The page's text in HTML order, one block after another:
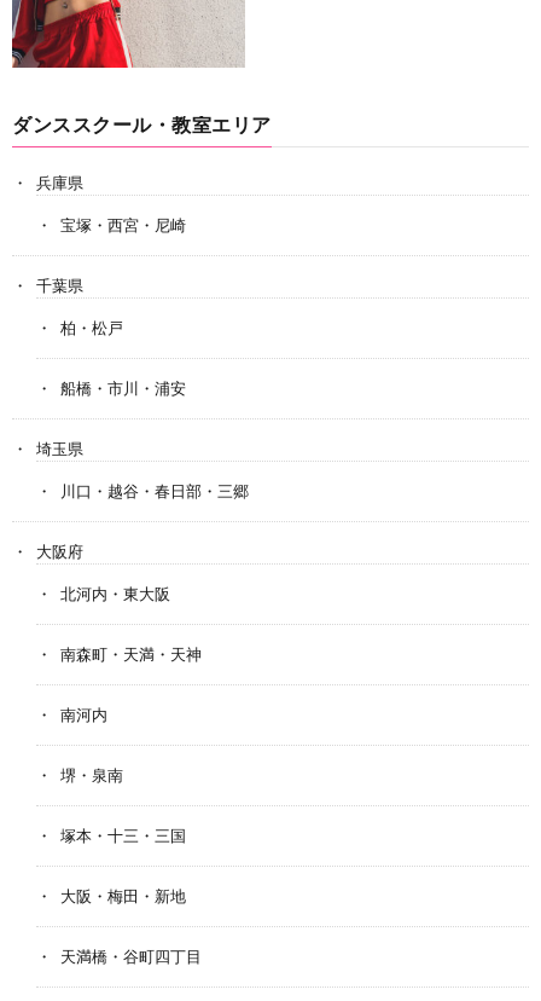
ダンススクール・教室エリア
兵庫県
宝塚・西宮・尼崎
千葉県
柏・松戸
船橋・市川・浦安
埼玉県
川口・越谷・春日部・三郷
大阪府
北河内・東大阪
南森町・天満・天神
南河内
堺・泉南
塚本・十三・三国
大阪・梅田・新地
天満橋・谷町四丁目